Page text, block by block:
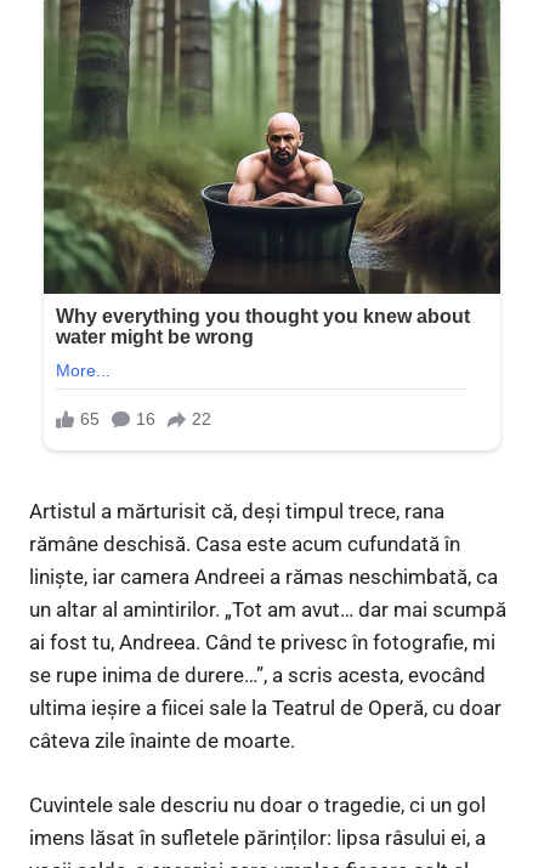
Artistul a mărturisit că, deși timpul trece, rana
rămâne deschisă. Casa este acum cufundată în
liniște, iar camera Andreei a rămas neschimbată, ca
un altar al amintirilor. „Tot am avut… dar mai scumpă
ai fost tu, Andreea. Când te privesc în fotografie, mi
se rupe inima de durere…”, a scris acesta, evocând
ultima ieșire a fiicei sale la Teatrul de Operă, cu doar
câteva zile înainte de moarte.
Cuvintele sale descriu nu doar o tragedie, ci un gol
imens lăsat în sufletele părinților: lipsa râsului ei, a